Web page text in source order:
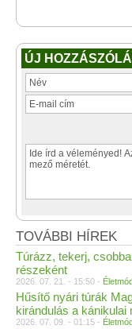
ÚJ
TOVÁBBI HÍREK
Túrázz, tekerj,
részeként
2026. 07. 21. - 15:50 -
Hűsítő nyári túrák
kirándulás a kánikulai
2026. 07. 09. - 01:15 -